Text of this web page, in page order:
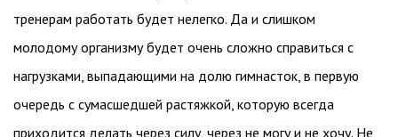
тренерам работать будет нелегко. Да и слишком
молодому организму будет очень сложно справиться с
нагрузками, выпадающими на долю гимнасток, в первую
очередь с сумасшедшей растяжкой, которую всегда
приходится делать через силу, через не могу и не хочу. Не